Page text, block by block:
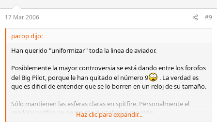
17 Mar 2006 #9
pacop dijo:
Han querido "uniformizar" toda la linea de aviador.
Posiblemente la mayor controversia se está dando entre los forofos
del Big Pilot, porque le han quitado el número 9
. La verdad es
que es dificil de entender que se lo borren en un reloj de su tamaño.
Sólo mantienen las esferas claras en spitfire. Personalmente el
markXV spitfire en negro me gustaba un montón.
Haz clic para expandir...